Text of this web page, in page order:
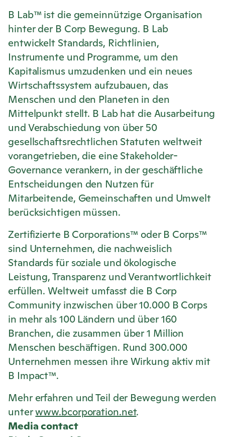
B Lab™ ist die gemeinnützige Organisation
hinter der B Corp Bewegung. B Lab
entwickelt Standards, Richtlinien,
Instrumente und Programme, um den
Kapitalismus umzudenken und ein neues
Wirtschaftssystem aufzubauen, das
Menschen und den Planeten in den
Mittelpunkt stellt. B Lab hat die Ausarbeitung
und Verabschiedung von über 50
gesellschaftsrechtlichen Statuten weltweit
vorangetrieben, die eine Stakeholder-
Governance verankern, in der geschäftliche
Entscheidungen den Nutzen für
Mitarbeitende, Gemeinschaften und Umwelt
berücksichtigen müssen.
Zertifizierte B Corporations™ oder B Corps™
sind Unternehmen, die nachweislich
Standards für soziale und ökologische
Leistung, Transparenz und Verantwortlichkeit
erfüllen. Weltweit umfasst die B Corp
Community inzwischen über 10.000 B Corps
in mehr als 100 Ländern und über 160
Branchen, die zusammen über 1 Million
Menschen beschäftigen. Rund 300.000
Unternehmen messen ihre Wirkung aktiv mit
B Impact™.
Mehr erfahren und Teil der Bewegung werden
unterwww.bcorporation.net.
Media contact